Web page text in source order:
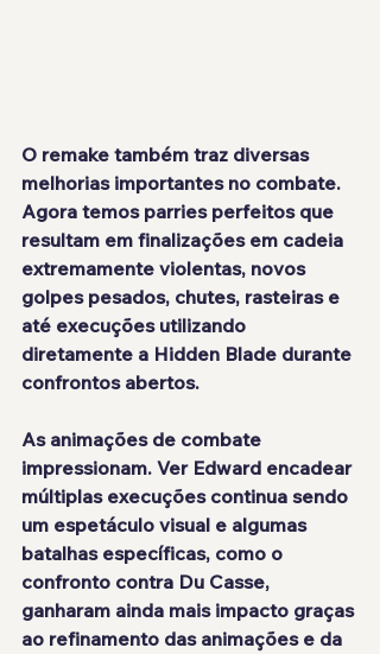
O remake também traz diversas
melhorias importantes no combate.
Agora temos parries perfeitos que
resultam em finalizações em cadeia
extremamente violentas, novos
golpes pesados, chutes, rasteiras e
até execuções utilizando
diretamente a Hidden Blade durante
confrontos abertos.
As animações de combate
impressionam. Ver Edward encadear
múltiplas execuções continua sendo
um espetáculo visual e algumas
batalhas específicas, como o
confronto contra Du Casse,
ganharam ainda mais impacto graças
ao refinamento das animações e da